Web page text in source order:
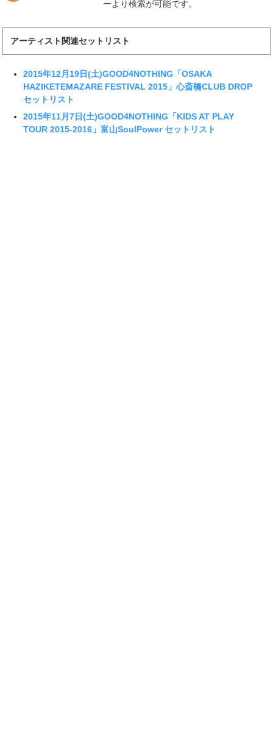
ーより検索が可能です。
アーティスト関連セットリスト
2015年12月19日(土)GOOD4NOTHING「OSAKA
HAZIKETEMAZARE FESTIVAL 2015」心斎橋CLUB DROP
セットリスト
2015年11月7日(土)GOOD4NOTHING「KIDS AT PLAY
TOUR 2015-2016」富山SoulPower セットリスト